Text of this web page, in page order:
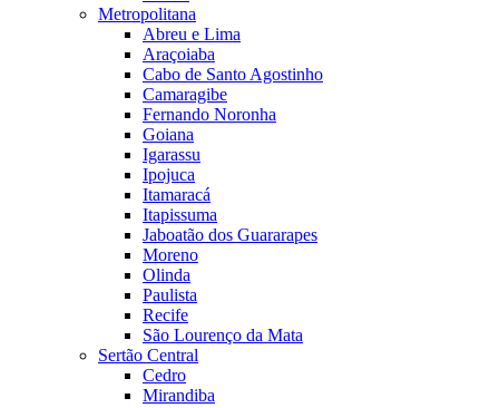
Metropolitana
Abreu e Lima
Araçoiaba
Cabo de Santo Agostinho
Camaragibe
Fernando Noronha
Goiana
Igarassu
Ipojuca
Itamaracá
Itapissuma
Jaboatão dos Guararapes
Moreno
Olinda
Paulista
Recife
São Lourenço da Mata
Sertão Central
Cedro
Mirandiba